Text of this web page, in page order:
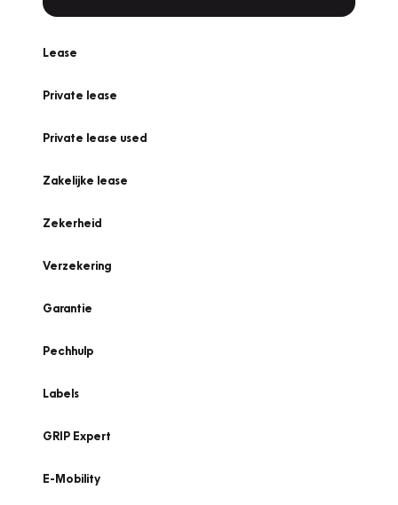
Lease
Private lease
Private lease used
Zakelijke lease
Zekerheid
Verzekering
Garantie
Pechhulp
Labels
GRIP Expert
E-Mobility